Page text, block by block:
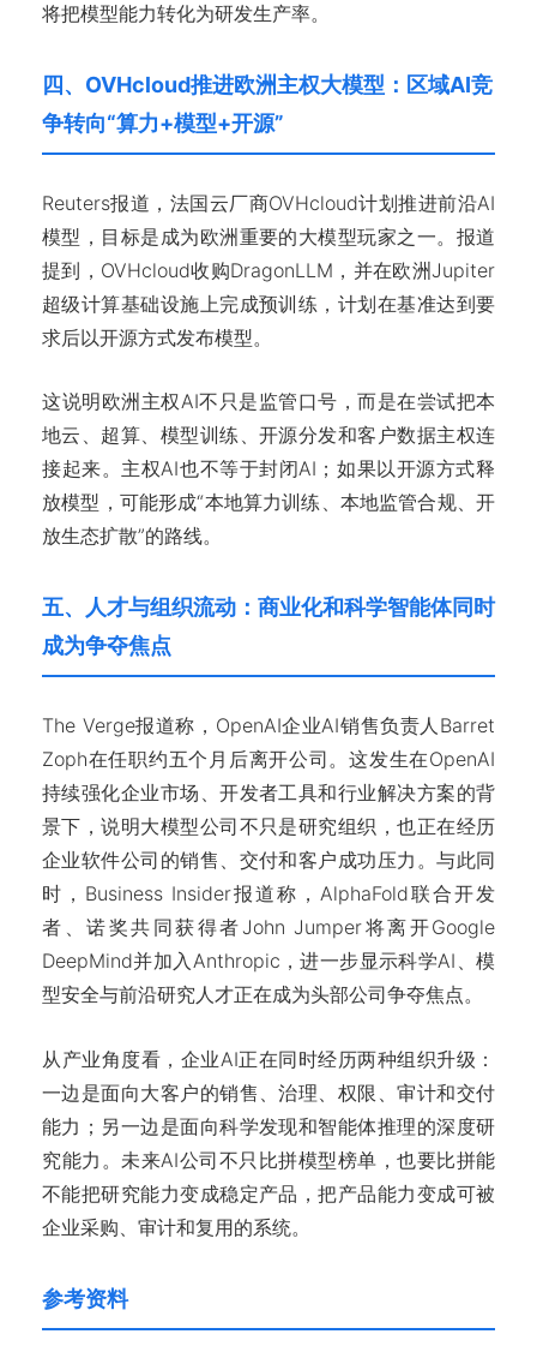
将把模型能力转化为研发生产率。
四、OVHcloud推进欧洲主权大模型：区域AI竞
争转向“算力+模型+开源”
Reuters报道，法国云厂商OVHcloud计划推进前沿AI
模型，目标是成为欧洲重要的大模型玩家之一。报道
提到，OVHcloud收购DragonLLM，并在欧洲Jupiter
超级计算基础设施上完成预训练，计划在基准达到要
求后以开源方式发布模型。
这说明欧洲主权AI不只是监管口号，而是在尝试把本
地云、超算、模型训练、开源分发和客户数据主权连
接起来。主权AI也不等于封闭AI；如果以开源方式释
放模型，可能形成“本地算力训练、本地监管合规、开
放生态扩散”的路线。
五、人才与组织流动：商业化和科学智能体同时
成为争夺焦点
The Verge报道称，OpenAI企业AI销售负责人Barret
Zoph在任职约五个月后离开公司。这发生在OpenAI
持续强化企业市场、开发者工具和行业解决方案的背
景下，说明大模型公司不只是研究组织，也正在经历
企业软件公司的销售、交付和客户成功压力。与此同
时，Business Insider报道称，AlphaFold联合开发
者、诺奖共同获得者John Jumper将离开Google
DeepMind并加入Anthropic，进一步显示科学AI、模
型安全与前沿研究人才正在成为头部公司争夺焦点。
从产业角度看，企业AI正在同时经历两种组织升级：
一边是面向大客户的销售、治理、权限、审计和交付
能力；另一边是面向科学发现和智能体推理的深度研
究能力。未来AI公司不只比拼模型榜单，也要比拼能
不能把研究能力变成稳定产品，把产品能力变成可被
企业采购、审计和复用的系统。
参考资料